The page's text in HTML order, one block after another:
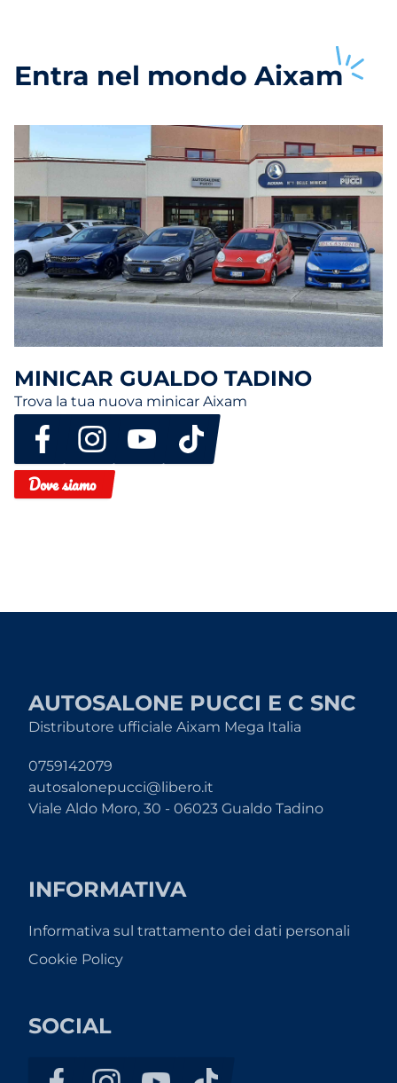
Entra nel mondo Aixam
MINICAR GUALDO TADINO
Trova la tua nuova minicar Aixam
Dove siamo
AUTOSALONE PUCCI E C SNC
Distributore ufficiale Aixam Mega Italia
0759142079
autosalonepucci@libero.it
Viale Aldo Moro, 30 - 06023 Gualdo Tadino
INFORMATIVA
Informativa sul trattamento dei dati personali
Cookie Policy
SOCIAL